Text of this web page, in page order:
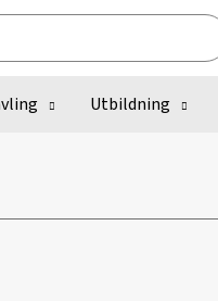
Utbildning